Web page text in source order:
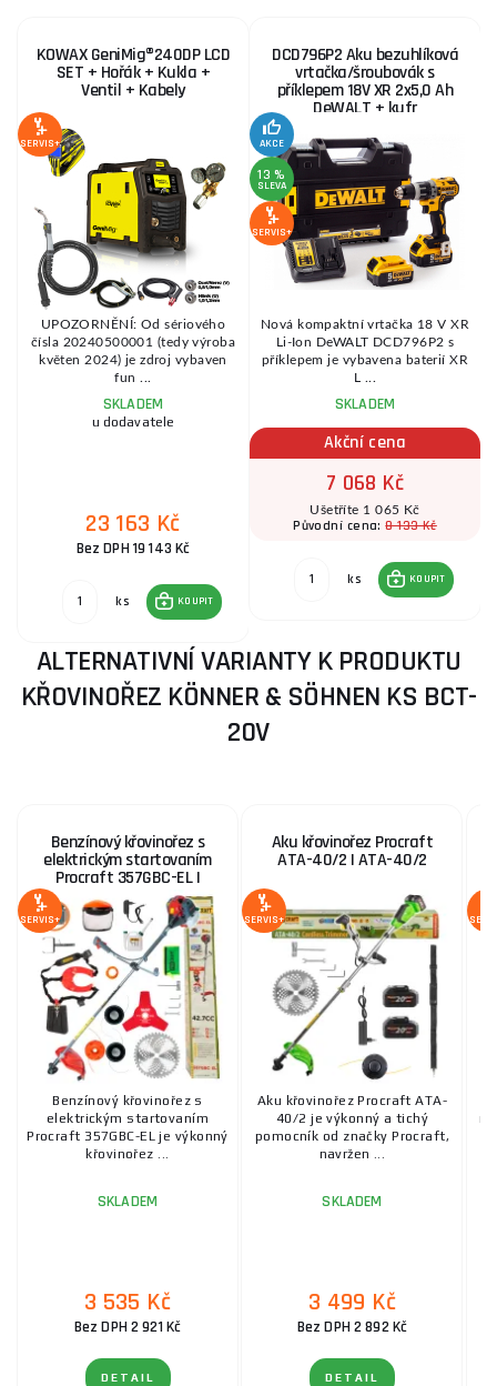
KOWAX GeniMig®240DP LCD
SET + Hořák + Kukla +
Ventil + Kabely
SERVIS+
UPOZORNĚNÍ: Od sériového
čísla 20240500001 (tedy výroba
květen 2024) je zdroj vybaven
fun ...
SKLADEM
u dodavatele
23 163 Kč
Bez DPH 19 143 Kč
ks KOUPIT
DCD796P2 Aku bezuhlíková
vrtačka/šroubovák s
příklepem 18V XR 2x5,0 Ah
DeWALT + kufr
AKCE
13 %
SLEVA
SERVIS+
Nová kompaktní vrtačka 18 V XR
Li-Ion DeWALT DCD796P2 s
příklepem je vybavena baterií XR
L ...
SKLADEM
Akční cena
7 068 Kč
Ušetříte 1 065 Kč
Původní cena:8 133 Kč
ks KOUPIT
ALTERNATIVNÍ VARIANTY K PRODUKTU
KŘOVINOŘEZ KÖNNER & SÖHNEN KS BCT-
20V
Benzínový křovinořez s
elektrickým startovaním
Procraft 357GBC-EL |
357GBC-EL
SERVIS+
Benzínový křovinořez s
elektrickým startovaním
Procraft 357GBC-EL je výkonný
křovinořez ...
SKLADEM
3 535 Kč
Bez DPH 2 921 Kč
DETAIL
Aku křovinořez Procraft
ATA-40/2 | ATA-40/2
SERVIS+
Aku křovinořez Procraft ATA-
40/2 je výkonný a tichý
pomocník od značky Procraft,
navržen ...
SKLADEM
3 499 Kč
Bez DPH 2 892 Kč
DETAIL